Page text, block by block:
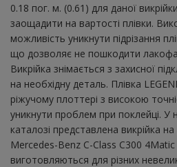
0.18 пог. м. (0.61) для даної
заощадити на вартості плівки.
можливість уникнути підрізання
що дозволяє не пошкодити
Викрійка знімається з захисної
на необхідну деталь. Плівка
ріжучому плоттері з високою
уникнути проблем при поклейці.
каталозі представлена ​​викрійка
Mercedes-Benz C-Class C300 4Matic
виготовляються для різних